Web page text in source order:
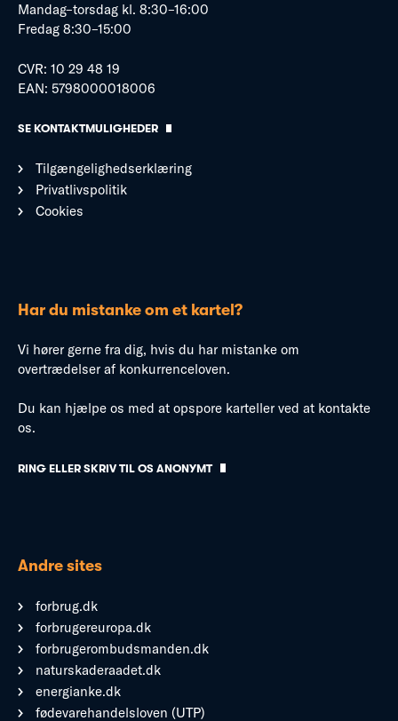
Mandag–torsdag kl. 8:30–16:00
Fredag 8:30–15:00
CVR: 10 29 48 19
EAN: 5798000018006
SE KONTAKTMULIGHEDER
Tilgængelighedserklæring
Privatlivspolitik
Cookies
Har du mistanke om et kartel?
Vi hører gerne fra dig, hvis du har mistanke om
overtrædelser af konkurrenceloven.
Du kan hjælpe os med at opspore karteller ved at kontakte
os.
RING ELLER SKRIV TIL OS ANONYMT
Andre sites
forbrug.dk
forbrugereuropa.dk
forbrugerombudsmanden.dk
naturskaderaadet.dk
energianke.dk
fødevarehandelsloven (UTP)